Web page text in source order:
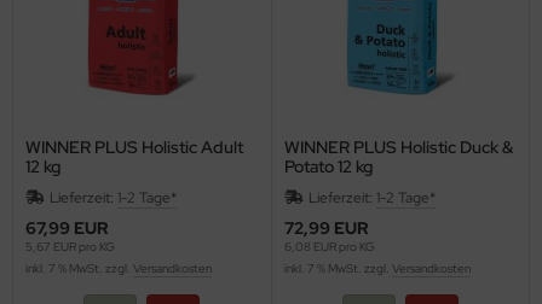
WINNER PLUS Holistic Adult
12 kg
Lieferzeit: 1-2 Tage*
67,99 EUR
5,67 EUR pro KG
inkl. 7 % MwSt. zzgl. Versandkosten
WINNER PLUS Holistic Duck &
Potato 12 kg
Lieferzeit: 1-2 Tage*
72,99 EUR
6,08 EUR pro KG
inkl. 7 % MwSt. zzgl. Versandkosten